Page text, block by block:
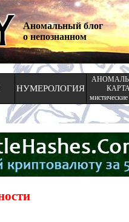
Аномальный блог
о непознанном
НУМЕРОЛОГИЯ